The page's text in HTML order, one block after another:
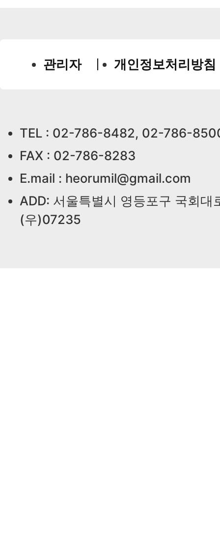
관리자 개인정보처리방침
TEL : 02-786-8482, 02-786-
FAX : 02-786-8283
E.mail : heorumil@gmail.com
ADD: 서울특별시 영등포구 국회
(우)07235